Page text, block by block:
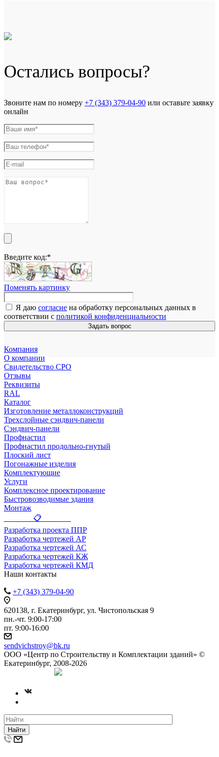
Остались вопросы?
Звоните нам по номеру +7 (343) 379-04-90 или оставьте заявку
онлайн
Введите код:*
Поменять картинку
Я даю согласие на обработку персональных данных в
соответствии с политикой конфиденциальности
Задать вопрос
Компания
О компании
Свидетельство СРО
Отзывы
Реквизиты
RAL
Каталог
Изготовление металлоконструкций
Трехслойные сэндвич-панели
Сэндвич-панели
Профнастил
Профнастил продольно-гнутый
Плоский лист
Погонажные изделия
Комплектующие
Услуги
Комплексное проектирование
Быстровозводимые здания
Монтаж
_______ 📋 _______
Разработка проекта ППР
Разработка чертежей АР
Разработка чертежей АС
Разработка чертежей КЖ
Разработка чертежей КМД
Наши контакты
+7 (343) 379-04-90
620138, г. Екатеринбург, ул. Чистопольская 9
пн.-чт. 9:00-17:00
пт. 9:00-16:00
sendvichstroy@bk.ru
ООО «Центр по Строительству и Комплектации зданий» ©
Екатеринбург, 2008-2026
Найти